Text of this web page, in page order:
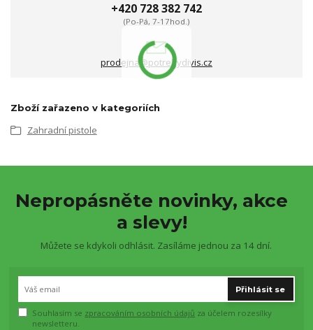
+420 728 382 742
(Po-Pá, 7-17hod.)
prodejna@potrebydivis.cz
Zboží zařazeno v kategoriích
Zahradní pistole
Nepropásněte novinky, akce
a slevy!
Můžete se kdykoli odhlásit. Zasíláme jednou za 14 dní.
Přihlásit se
Souhlasím se zpracováním osobních údajů za účelem rozesílky
newsletteru.